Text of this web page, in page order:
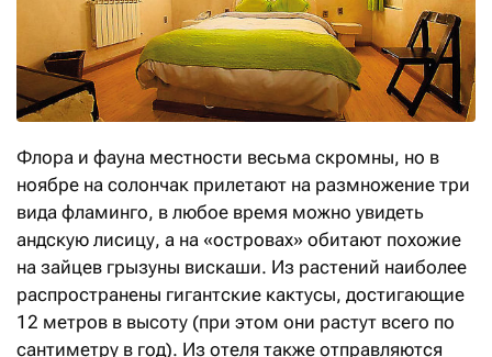
Флора и фауна местности весьма скромны, но в
ноябре на солончак прилетают на размножение три
вида фламинго, в любое время можно увидеть
андскую лисицу, а на «островах» обитают похожие
на зайцев грызуны вискаши. Из растений наиболее
распространены гигантские кактусы, достигающие
12 метров в высоту (при этом они растут всего по
сантиметру в год). Из ­отеля также отправляются